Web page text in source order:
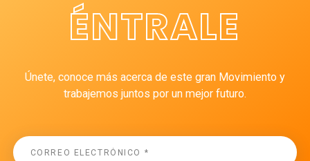
ÉNTRALE
Únete, conoce más acerca de este gran Movimiento y
trabajemos juntos por un mejor futuro.